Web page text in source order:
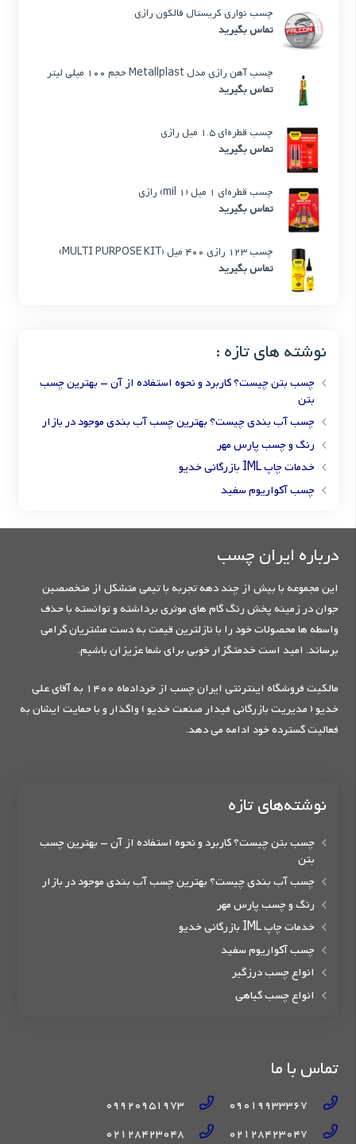
چسب نواری کریستال فالکون رازی
تماس بگیرید
چسب آهن رازی مدل Metallplast حجم 100 میلی لیتر
تماس بگیرید
چسب قطره‌ای 1.5 میل رازی
تماس بگیرید
چسب قطره‌ای 1 میل (1 mil) رازی
تماس بگیرید
چسب 123 رازی 400 میل (MULTI PURPOSE KIT)
تماس بگیرید
نوشته های تازه :
چسب بتن چیست؟ کاربرد و نحوه استفاده از آن – بهترین چسب
بتن
چسب آب بندی چیست؟ بهترین چسب آب بندی موجود در بازار
رنگ و چسب پارس مهر
خدمات چاپ IML بازرگانی خدیو
چسب آکواریوم سفید
درباره ایران چسب
این مجموعه با بیش از چند دهه تجربه با تیمی متشکل از متخصصین
جوان در زمینه پخش رنگ گام های موثری برداشته و توانسته با حذف
واسطه ها محصولات خود را با نازلترین قیمت به دست مشتریان گرامی
برساند. امید است خدمتگزار خوبی برای شما عزیزان باشیم.
مالکیت فروشگاه اینترنتی ایران چسب از خردادماه 1400 به آقای علی
خدیو ( مدیریت بازرگانی فیدار صنعت خدیو ) واگذار و با حمایت ایشان به
فعالیت گسترده خود ادامه می دهد.
نوشته‌های تازه
چسب بتن چیست؟ کاربرد و نحوه استفاده از آن – بهترین چسب
بتن
چسب آب بندی چیست؟ بهترین چسب آب بندی موجود در بازار
رنگ و چسب پارس مهر
خدمات چاپ IML بازرگانی خدیو
چسب آکواریوم سفید
انواع چسب درزگیر
انواع چسب گیاهی
تماس با ما
09019933367
09920951973
02128423047
02128423048